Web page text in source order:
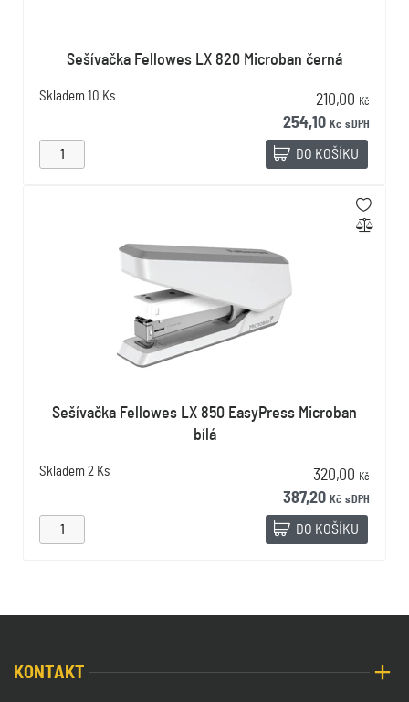
Sešívačka Fellowes LX 820 Microban černá
Skladem 10 Ks 210,00 Kč
254,10 Kč s DPH
DO KOŠÍKU
Sešívačka Fellowes LX 850 EasyPress Microban
bílá
Skladem 2 Ks 320,00 Kč
387,20 Kč s DPH
DO KOŠÍKU
KONTAKT